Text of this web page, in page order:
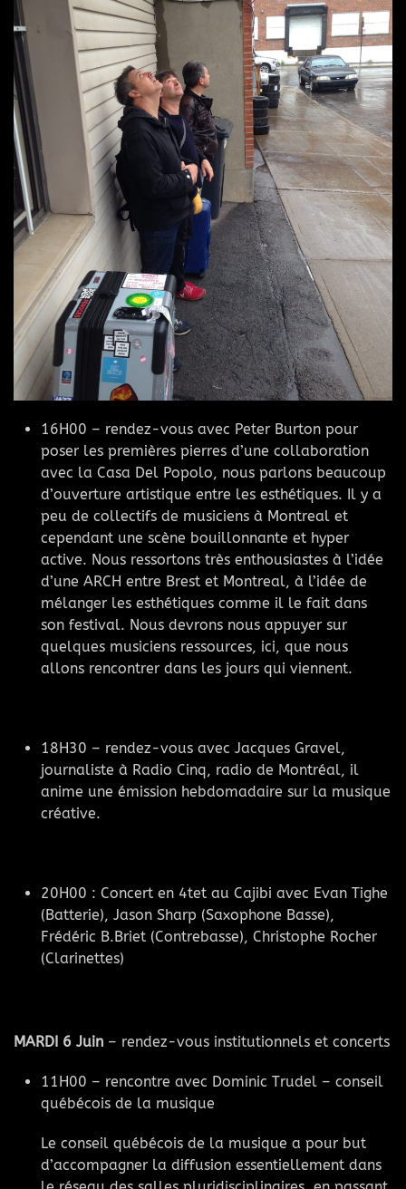
16H00 – rendez-vous avec Peter Burton pour
poser les premières pierres d’une collaboration
avec la Casa Del Popolo, nous parlons beaucoup
d’ouverture artistique entre les esthétiques. Il y a
peu de collectifs de musiciens à Montreal et
cependant une scène bouillonnante et hyper
active. Nous ressortons très enthousiastes à l’idée
d’une ARCH entre Brest et Montreal, à l’idée de
mélanger les esthétiques comme il le fait dans
son festival. Nous devrons nous appuyer sur
quelques musiciens ressources, ici, que nous
allons rencontrer dans les jours qui viennent.
18H30 – rendez-vous avec Jacques Gravel,
journaliste à Radio Cinq, radio de Montréal, il
anime une émission hebdomadaire sur la musique
créative.
20H00 : Concert en 4tet au Cajibi avec Evan Tighe
(Batterie), Jason Sharp (Saxophone Basse),
Frédéric B.Briet (Contrebasse), Christophe Rocher
(Clarinettes)
MARDI 6 Juin – rendez-vous institutionnels et concerts
11H00 – rencontre avec Dominic Trudel – conseil
québécois de la musique
Le conseil québécois de la musique a pour but
d’accompagner la diffusion essentiellement dans